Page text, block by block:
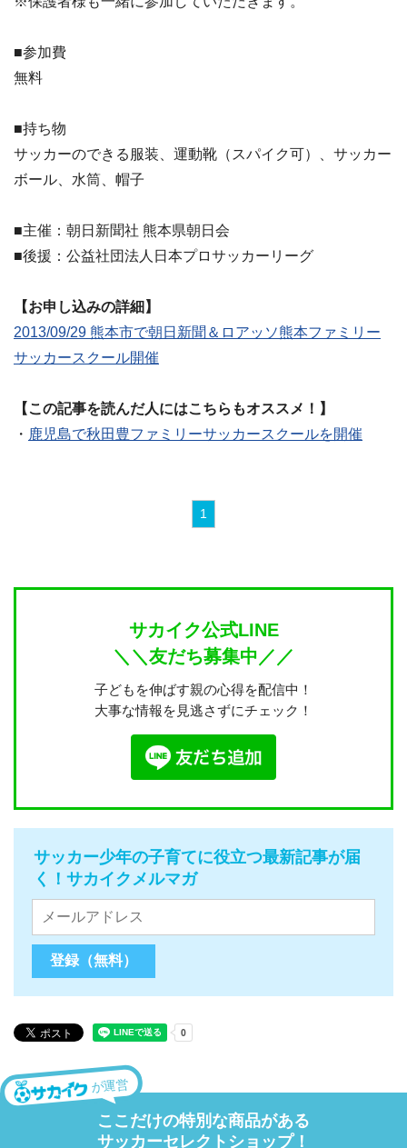
■参加費
無料
■持ち物
サッカーのできる服装、運動靴（スパイク可）、サッカー
ボール、水筒、帽子
■主催：朝日新聞社 熊本県朝日会
■後援：公益社団法人日本プロサッカーリーグ
【お申し込みの詳細】
2013/09/29 熊本市で朝日新聞＆ロアッソ熊本ファミリー
サッカースクール開催
【この記事を読んだ人にはこちらもオススメ！】
・ 鹿児島で秋田豊ファミリーサッカースクールを開催
1
サカイク公式LINE
＼＼友だち募集中／／
子どもを伸ばす親の心得を配信中！
大事な情報を見逃さずにチェック！
サッカー少年の子育てに役立つ最新記事が届
く！サカイクメルマガ
が運営
ここだけの特別な商品がある
サッカーセレクトショップ！